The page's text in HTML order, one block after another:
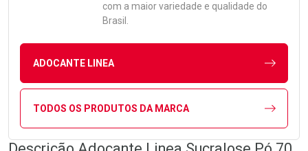
com a maior variedade e qualidade do
Brasil.
ADOCANTE LINEA
TODOS OS PRODUTOS DA MARCA